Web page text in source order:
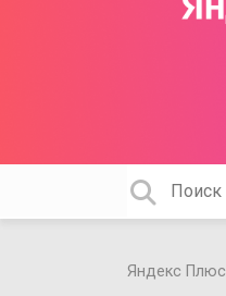
Яндекс Плюс